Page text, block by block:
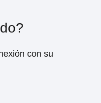
con su